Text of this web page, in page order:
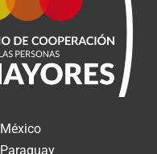
México
Paraguay